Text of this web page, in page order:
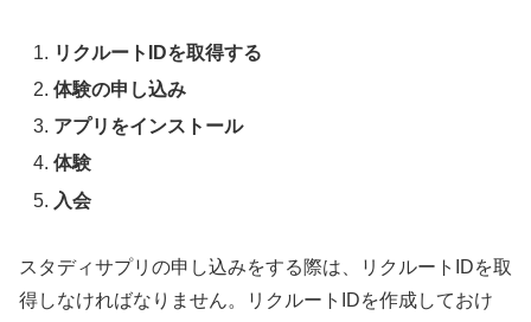
リクルートIDを取得する
体験の申し込み
アプリをインストール
体験
入会
スタディサプリの申し込みをする際は、リクルートIDを取
得しなければなりません。リクルートIDを作成しておけ